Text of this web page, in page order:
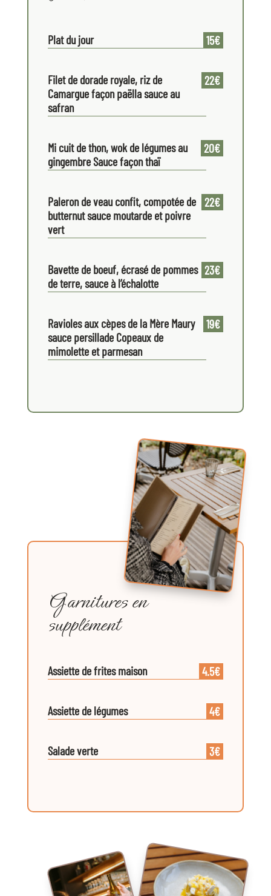
Plat du jour 15€
Filet de dorade royale, riz de
Camargue façon paëlla sauce au
safran
22€
Mi cuit de thon, wok de légumes au
gingembre Sauce façon thaï
20€
Paleron de veau confit, compotée de
butternut sauce moutarde et poivre
vert
22€
Bavette de boeuf, écrasé de pommes
de terre, sauce à l’échalotte
23€
Ravioles aux cèpes de la Mère Maury
sauce persillade Copeaux de
mimolette et parmesan
19€
Garnitures en
supplément
Assiette de frites maison 4.5€
Assiette de légumes 4€
Salade verte 3€